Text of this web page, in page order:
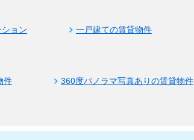
ョン
一戸建ての賃貸物件
件
360度パノラマ写真ありの賃貸物件